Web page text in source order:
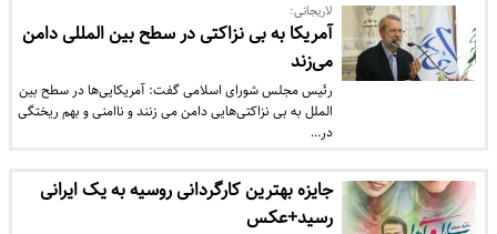
لاریجانی:
آمریکا به بی نزاکتی در سطح بین المللی دامن
می‌زند
رئیس مجلس شورای اسلامی گفت: آمریکایی‌ها در سطح بین
الملل به بی نزاکتی‌هایی دامن می زنند و ناامنی و بهم ریختگی
در…
جایزه بهترین کارگردانی روسیه به یک ایرانی
رسید+عکس